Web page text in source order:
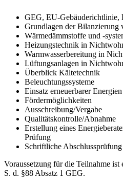
GEG, EU-
Grundlagen der Bilanzierung
Wärmedämmstoffe und -
Heizungstechnik in
Warmwasserbereitung in
Lüftungsanlagen in
Überblick Kältetechnik
Beleuchtungssysteme
Einsatz erneuerbarer Energien
Fördermöglichkeiten
Ausschreibung/Vergabe
Qualitätskontrolle/Abnahme
Erstellung eines
Prüfung
Schriftliche Abschlussprüfung
Voraussetzung für die Teilnahme
S. d. §88 Absatz 1 GEG.